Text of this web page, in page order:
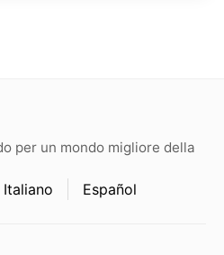
per un mondo migliore della
Italiano Español